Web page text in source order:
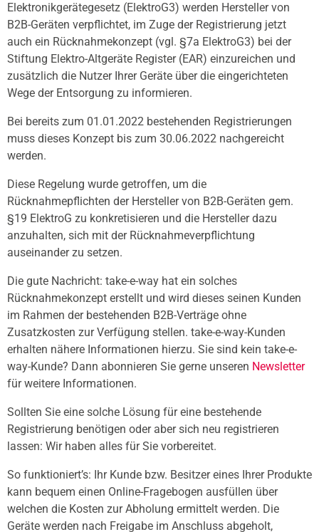
Elektronikgerätegesetz (ElektroG3) werden Hersteller von
B2B-Geräten verpflichtet, im Zuge der Registrierung jetzt
auch ein Rücknahmekonzept (vgl. §7a ElektroG3) bei der
Stiftung Elektro-Altgeräte Register (EAR) einzureichen und
zusätzlich die Nutzer Ihrer Geräte über die eingerichteten
Wege der Entsorgung zu informieren.
Bei bereits zum 01.01.2022 bestehenden Registrierungen
muss dieses Konzept bis zum 30.06.2022 nachgereicht
werden.
Diese Regelung wurde getroffen, um die
Rücknahmepflichten der Hersteller von B2B-Geräten gem.
§19 ElektroG zu konkretisieren und die Hersteller dazu
anzuhalten, sich mit der Rücknahmeverpflichtung
auseinander zu setzen.
Die gute Nachricht: take-e-way hat ein solches
Rücknahmekonzept erstellt und wird dieses seinen Kunden
im Rahmen der bestehenden B2B-Verträge ohne
Zusatzkosten zur Verfügung stellen. take-e-way-Kunden
erhalten nähere Informationen hierzu. Sie sind kein take-e-
way-Kunde? Dann abonnieren Sie gerne unseren Newsletter
für weitere Informationen.
Sollten Sie eine solche Lösung für eine bestehende
Registrierung benötigen oder aber sich neu registrieren
lassen: Wir haben alles für Sie vorbereitet.
So funktioniert’s: Ihr Kunde bzw. Besitzer eines Ihrer Produkte
kann bequem einen Online-Fragebogen ausfüllen über
welchen die Kosten zur Abholung ermittelt werden. Die
Geräte werden nach Freigabe im Anschluss abgeholt,